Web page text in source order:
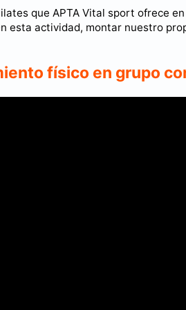
que APTA Vital sport ofrece
esta actividad, montar nuestro
físico en grupo